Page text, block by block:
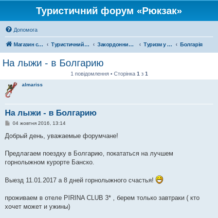
Туристичний форум «Рюкзак»
Допомога
Магазин спорядження Туристичний форум «Рюкзак» Закордонний туризм Туризм у Європі Болгарія
На лыжи - в Болгарию
1 повідомлення • Сторінка 1 з 1
almariss
На лыжи - в Болгарию
П
в
о
л
н
04 жовтня 2016, 13:14
Добрый день, уважаемые форумчане!
Предлагаем поездку в Болгарию, покататься на лучшем
горнолыжном курорте Банско.
Выезд 11.01.2017 а 8 дней горнолыжного счастья!
проживаем в отеле PIRINA CLUB 3* , берем только завтраки ( кто
хочет может и ужины)